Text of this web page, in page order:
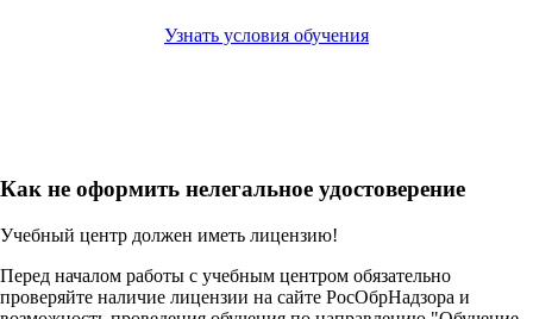
Узнать условия обучения
Как не оформить нелегальное удостоверение
Учебный центр должен иметь лицензию!
Перед началом работы с учебным центром обязательно
проверяйте наличие лицензии на сайте РосОбрНадзора и